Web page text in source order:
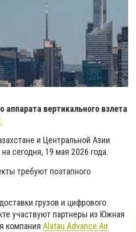
вертикального взлета
и Центральной Азии
сегодня, 19 мая 2026 года.
требуют поэтапного
грузов и цифрового
участвуют партнеры из Южная
компания Alatau Advance Air